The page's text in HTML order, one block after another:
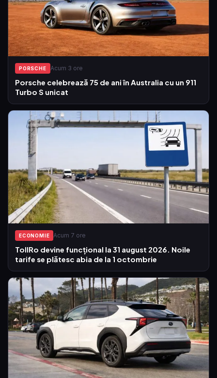
PORSCHE Acum 3 ore
Porsche celebrează 75 de ani în Australia cu un 911
Turbo S unicat
ECONOMIE Acum 7 ore
TollRo devine funcțional la 31 august 2026. Noile
tarife se plătesc abia de la 1 octombrie